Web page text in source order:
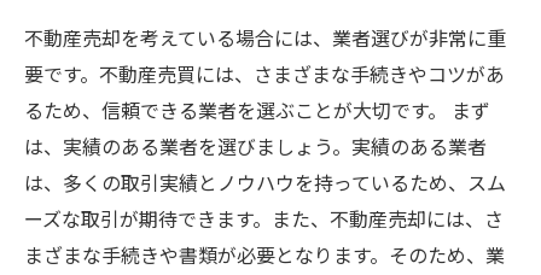
不動産売却を考えている場合には、業者選びが非常に重
要です。不動産売買には、さまざまな手続きやコツがあ
るため、信頼できる業者を選ぶことが大切です。 まず
は、実績のある業者を選びましょう。実績のある業者
は、多くの取引実績とノウハウを持っているため、スム
ーズな取引が期待できます。また、不動産売却には、さ
まざまな手続きや書類が必要となります。そのため、業